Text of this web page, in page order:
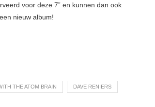
voor deze 7” en kunnen dan ook
nieuw album!
THE ATOM BRAIN DAVE RENIERS